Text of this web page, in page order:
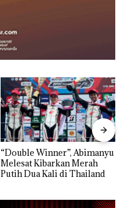
“Double Winner”, Abimanyu
Melesat Kibarkan Merah
Putih Dua Kali di Thailand